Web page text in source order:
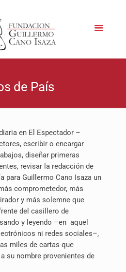
de País
en El Espectador –
escribir o encargar
diseñar primeras
revisar la redacción de
para Guillermo Cano Isaza un
comprometedor, más
y más solemne que
del casillero de
y leyendo –en aquel
ni redes sociales–,
miles de cartas que
su nombre provenientes de